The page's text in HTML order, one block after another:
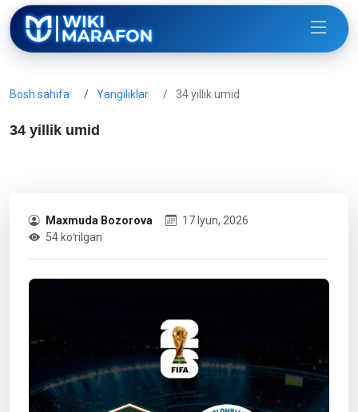
Bosh sahifa Yangiliklar 34 yillik umid
34 yillik umid
Maxmuda Bozorova
17 Iyun, 2026
54 koʻrilgan